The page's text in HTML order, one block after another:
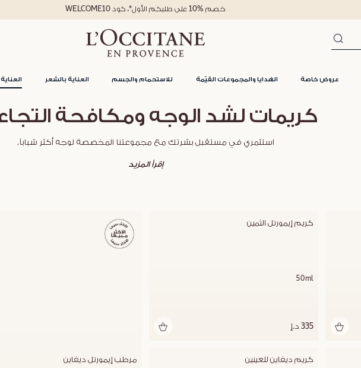
عروض خاصة الهدايا والمجموعات القيّمة للاستحمام والجسم العناية بالشعر
خصم %10 على طلبكم الأول*، كود WELCOME10
كريمات لشد الوجه ومكافحة
استثمري في مستقبل بشرتكِ مع مجموعتنا المخصصة لوجه أكثر شباباً.
إقرأ المزيد
كريم إيمورتل الثمين
50ml
335 د.إ
كريم ديفاين للعينين مرطب إيمورتل ديفاين